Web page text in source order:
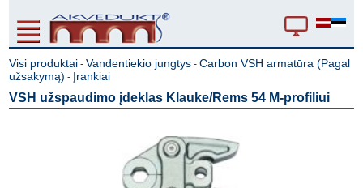
Visi produktai -Vandentiekio jungtys -Carbon VSH armatūra (Pagal
užsakymą) - Įrankiai
VSH užspaudimo įdeklas Klauke/Rems 54 M-profiliui